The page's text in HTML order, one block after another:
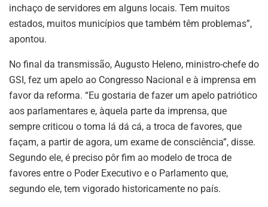
inchaço de servidores em alguns locais. Tem muitos
estados, muitos municípios que também têm problemas”,
apontou.
No final da transmissão, Augusto Heleno, ministro-chefe do
GSI, fez um apelo ao Congresso Nacional e à imprensa em
favor da reforma. “Eu gostaria de fazer um apelo patriótico
aos parlamentares e, àquela parte da imprensa, que
sempre criticou o toma lá dá cá, a troca de favores, que
façam, a partir de agora, um exame de consciência”, disse.
Segundo ele, é preciso pôr fim ao modelo de troca de
favores entre o Poder Executivo e o Parlamento que,
segundo ele, tem vigorado historicamente no país.